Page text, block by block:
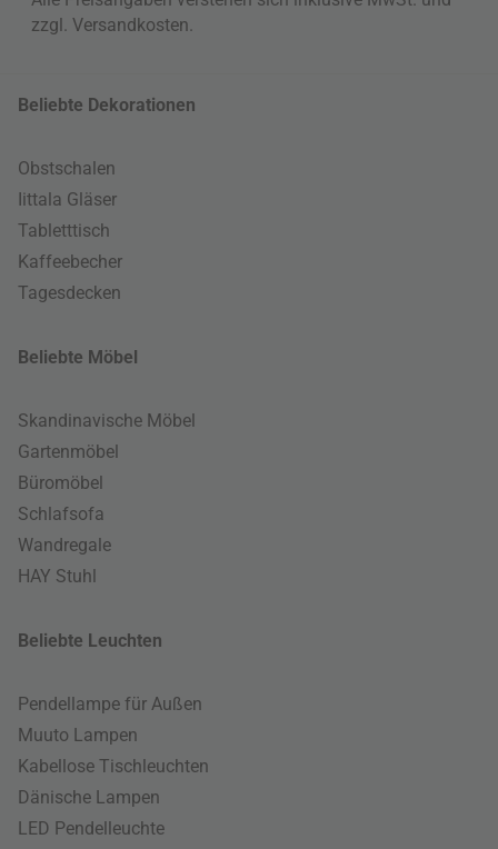
zzgl. Versandkosten.
Beliebte Dekorationen
Obstschalen
Iittala Gläser
Tabletttisch
Kaffeebecher
Tagesdecken
Beliebte Möbel
Skandinavische Möbel
Gartenmöbel
Büromöbel
Schlafsofa
Wandregale
HAY Stuhl
Beliebte Leuchten
Pendellampe für Außen
Muuto Lampen
Kabellose Tischleuchten
Dänische Lampen
LED Pendelleuchte